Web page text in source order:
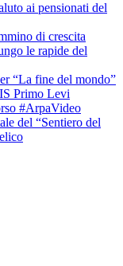
ai pensionati del
di crescita
le rapide del
“La fine del mondo”
Primo Levi
#ArpaVideo
del “Sentiero del